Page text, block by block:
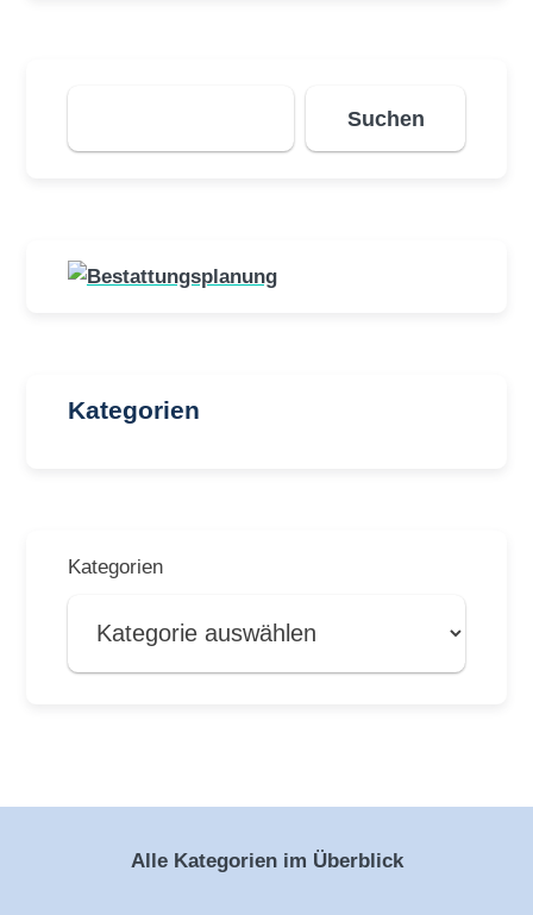
Suchen
Suchen
Kategorien
Kategorien
Alle Kategorien im Überblick